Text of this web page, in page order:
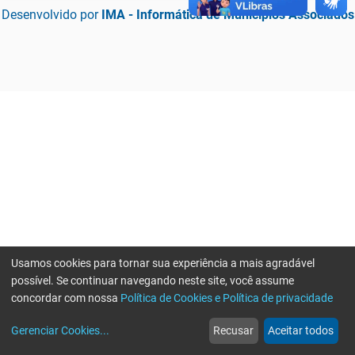
Desenvolvido por IMA - Informática de Municípios Associados
web
Notícias
more_horiz
Mais
Usamos cookies para tornar sua experiência a mais agradável
possível. Se continuar navegando neste site, você assume
concordar com nossa Política de Cookies e Política de privacidade
Gerenciar Cookies... Recusar Aceitar todos
Erro ao enviar informações, por favor tente novamente